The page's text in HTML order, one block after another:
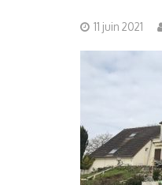
11 juin 2021